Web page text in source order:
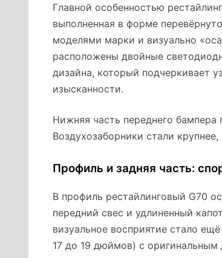
Главной особенностью
выполненная в форме
моделями марки и визуально
расположены двойные
дизайна, который подчеркивает
изысканности.
Нижняя часть переднего бампера
Воздухозаборники стали
Профиль и задняя часть:
В профиль рестайлинговый G70
передний свес и удлиненный
визуальное восприятие стало
17 до 19 дюймов) с оригинальным